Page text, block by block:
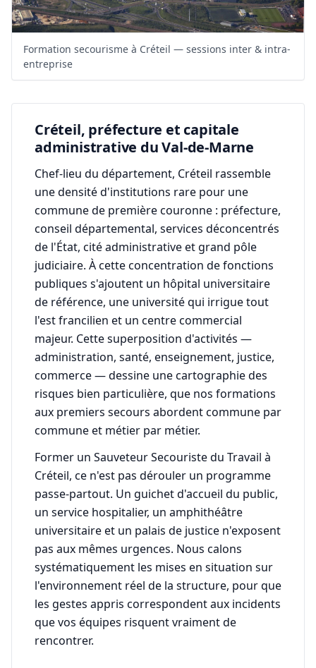
Formation secourisme à Créteil — sessions inter & intra-
entreprise
Créteil, préfecture et capitale
administrative du Val-de-Marne
Chef-lieu du département, Créteil rassemble
une densité d'institutions rare pour une
commune de première couronne : préfecture,
conseil départemental, services déconcentrés
de l'État, cité administrative et grand pôle
judiciaire. À cette concentration de fonctions
publiques s'ajoutent un hôpital universitaire
de référence, une université qui irrigue tout
l'est francilien et un centre commercial
majeur. Cette superposition d'activités —
administration, santé, enseignement, justice,
commerce — dessine une cartographie des
risques bien particulière, que nos formations
aux premiers secours abordent commune par
commune et métier par métier.
Former un Sauveteur Secouriste du Travail à
Créteil, ce n'est pas dérouler un programme
passe-partout. Un guichet d'accueil du public,
un service hospitalier, un amphithéâtre
universitaire et un palais de justice n'exposent
pas aux mêmes urgences. Nous calons
systématiquement les mises en situation sur
l'environnement réel de la structure, pour que
les gestes appris correspondent aux incidents
que vos équipes risquent vraiment de
rencontrer.